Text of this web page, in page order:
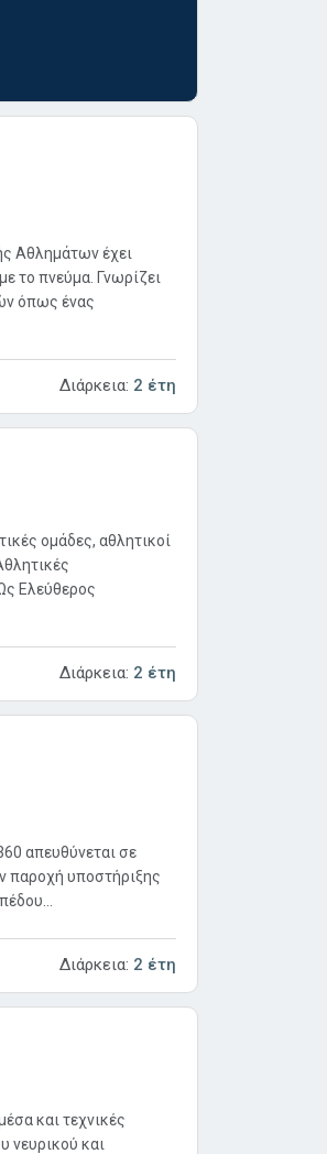
Αθλημάτων έχει
το πνεύμα. Γνωρίζει
όπως ένας
Διάρκεια: 2 έτη
ομάδες, αθλητικοί
Ελεύθερος
Διάρκεια: 2 έτη
απευθύνεται σε
παροχή υποστήριξης
Διάρκεια: 2 έτη
και τεχνικές
νευρικού και